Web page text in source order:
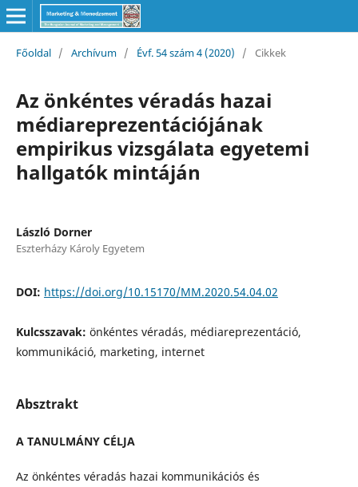
Főoldal / Archívum / Évf. 54 szám 4 (2020) / Cikkek
Az önkéntes véradás hazai
médiareprezentációjának
empirikus vizsgálata egyetemi
hallgatók mintáján
László Dorner
Eszterházy Károly Egyetem
DOI: https://doi.org/10.15170/MM.2020.54.04.02
Kulcsszavak: önkéntes véradás, médiareprezentáció,
kommunikáció, marketing, internet
Absztrakt
A TANULMÁNY CÉLJA
Az önkéntes véradás hazai kommunikációs és